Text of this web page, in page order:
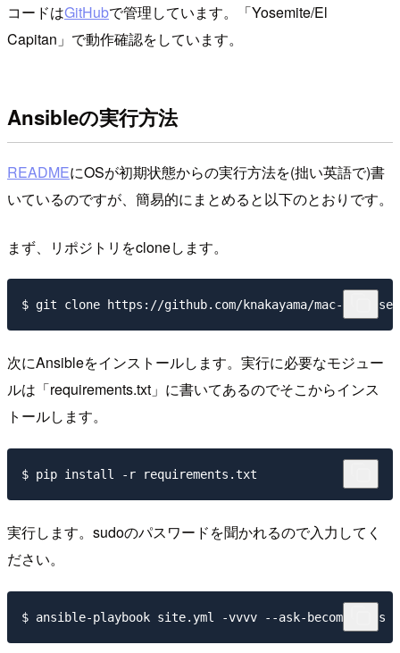
コードはGitHubで管理しています。「Yosemite/El
Capitan」で動作確認をしています。
Ansibleの実行方法
READMEにOSが初期状態からの実行方法を(拙い英語で)書
いているのですが、簡易的にまとめると以下のとおりです。
まず、リポジトリをcloneします。
次にAnsibleをインストールします。実行に必要なモジュー
ルは「requirements.txt」に書いてあるのでそこからインス
トールします。
実行します。sudoのパスワードを聞かれるので入力してく
ださい。